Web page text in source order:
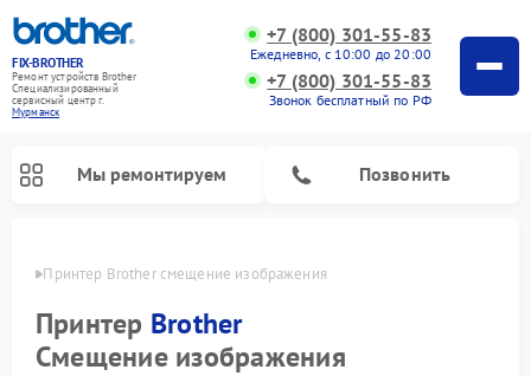
FIX-BROTHER
Ремонт устройств Brother
Специализированный
cервисный центр г.
Мурманск
+7 (800) 301-55-83
Ежедневно, с 10:00 до 20:00
+7 (800) 301-55-83
Звонок бесплатный по РФ
Мы ремонтируем Позвонить
Принтер Brother смещение изображения
Принтер Brother
Смещение изображения